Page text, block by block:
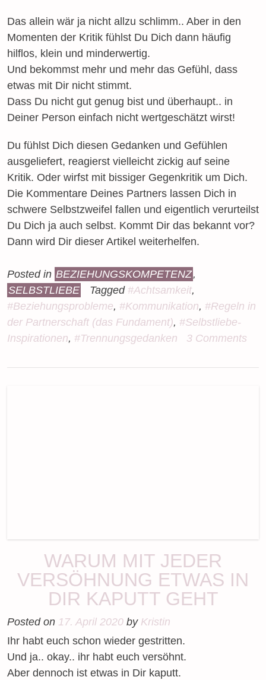
Das allein wär ja nicht allzu schlimm.. Aber in den
Momenten der Kritik fühlst Du Dich dann häufig
hilflos, klein und minderwertig.
Und bekommst mehr und mehr das Gefühl, dass
etwas mit Dir nicht stimmt.
Dass Du nicht gut genug bist und überhaupt.. in
Deiner Person einfach nicht wertgeschätzt wirst!
Du fühlst Dich diesen Gedanken und Gefühlen
ausgeliefert, reagierst vielleicht zickig auf seine
Kritik. Oder wirfst mit bissiger Gegenkritik um Dich.
Die Kommentare Deines Partners lassen Dich in
schwere Selbstzweifel fallen und eigentlich verurteilst
Du Dich ja auch selbst. Kommt Dir das bekannt vor?
Dann wird Dir dieser Artikel weiterhelfen.
Posted in BEZIEHUNGSKOMPETENZ,
SELBSTLIEBE
Tagged #Achtsamkeit,
#Beziehungsprobleme, #Kommunikation, #Regeln in
der Partnerschaft (das Fundament), #Selbstliebe-
Inspirationen, #Trennungsgedanken 3 Comments
WARUM MIT JEDER
VERSÖHNUNG ETWAS IN
DIR KAPUTT GEHT
Posted on 17. April 2020 by Kristin
Ihr habt euch schon wieder gestritten.
Und ja.. okay.. ihr habt euch versöhnt.
Aber dennoch ist etwas in Dir kaputt.